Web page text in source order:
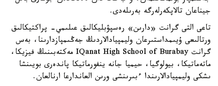
جيناعان تالاپكەرلەرگە بەرىلەدى.
تاعى التى گرانت «دارىن» رەسپۋبليكالىق عىلىمي- پراكتيكالىق
ورتالىعى ۇيىمداستىرعان وليمپيادالاردىڭ جەڭىمپازدارىنا، بەس
گرانت IQanat High School of Burabay مەكتەبىنىڭ فيزيكا،
ماتەماتيكا، بيولوگيا، حيميا جانە ينفورماتيكا پاندەرى بويىنشا
ىشكى وليمپيادالارىندا ءبىرىنشى ورىن العاندارعا ارنالعان.